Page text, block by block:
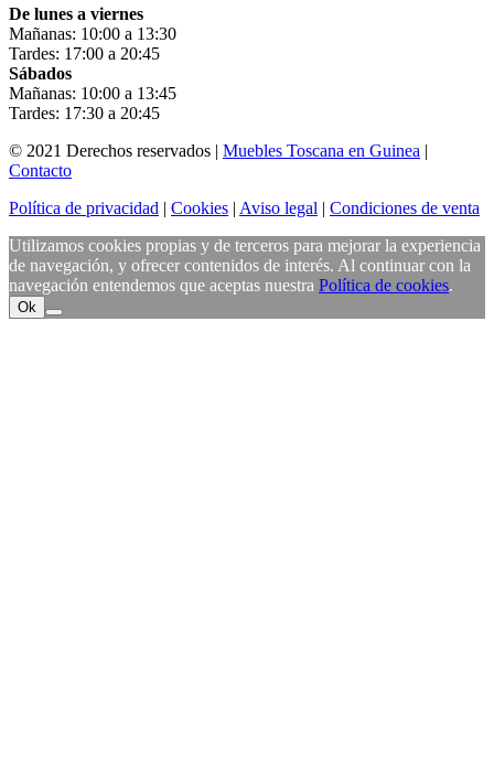
De lunes a viernes
Mañanas: 10:00 a 13:30
Tardes: 17:00 a 20:45
Sábados
Mañanas: 10:00 a 13:45
Tardes: 17:30 a 20:45
© 2021 Derechos reservados | Muebles Toscana en Guinea |
Contacto
Política de privacidad | Cookies | Aviso legal | Condiciones de venta
Utilizamos cookies propias y de terceros para mejorar la experiencia
de navegación, y ofrecer contenidos de interés. Al continuar con la
navegación entendemos que aceptas nuestra Política de cookies.
Ok